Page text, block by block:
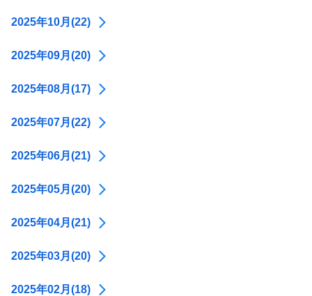
2025年10月(22)
2025年09月(20)
2025年08月(17)
2025年07月(22)
2025年06月(21)
2025年05月(20)
2025年04月(21)
2025年03月(20)
2025年02月(18)